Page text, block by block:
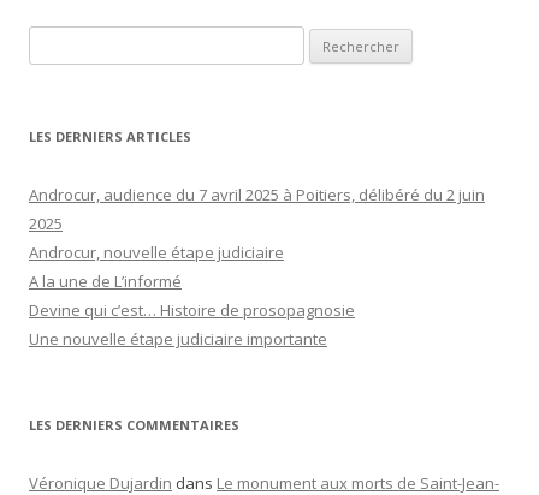
LES DERNIERS ARTICLES
Androcur, audience du 7 avril 2025 à Poitiers, délibéré du 2 juin
2025
Androcur, nouvelle étape judiciaire
A la une de L’informé
Devine qui c’est… Histoire de prosopagnosie
Une nouvelle étape judiciaire importante
LES DERNIERS COMMENTAIRES
Véronique Dujardin dans Le monument aux morts de Saint-Jean-